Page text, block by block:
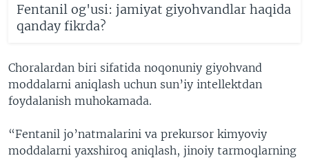
Fentanil og'usi: jamiyat giyohvandlar haqida
qanday fikrda?
Choralardan biri sifatida noqonuniy giyohvand
moddalarni aniqlash uchun sun’iy intellektdan
foydalanish muhokamada.
“Fentanil jo’natmalarini va prekursor kimyoviy
moddalarni yaxshiroq aniqlash, jinoiy tarmoqlarning